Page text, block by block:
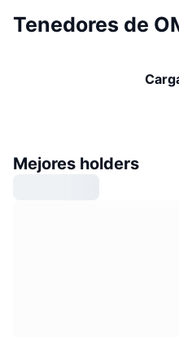
Tenedores de
Mejores holders